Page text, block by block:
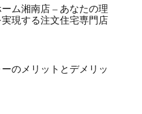
ム湘南店 – あなたの理
現する注文住宅専門店
のメリットとデメリッ